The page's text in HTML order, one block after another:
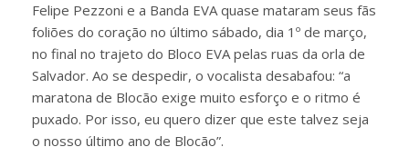
Felipe Pezzoni e a Banda EVA quase mataram seus fãs
foliões do coração no último sábado, dia 1º de março,
no final no trajeto do Bloco EVA pelas ruas da orla de
Salvador. Ao se despedir, o vocalista desabafou: “a
maratona de Blocão exige muito esforço e o ritmo é
puxado. Por isso, eu quero dizer que este talvez seja
o nosso último ano de Blocão”.